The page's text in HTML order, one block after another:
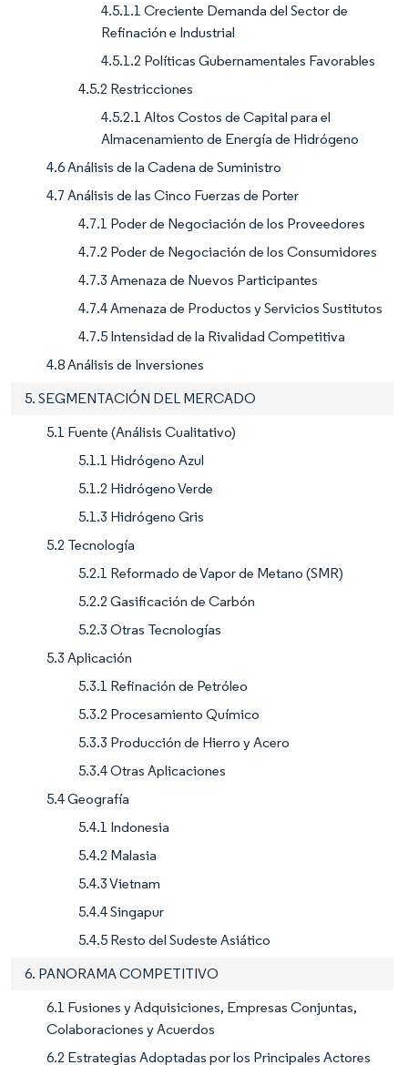
4.5.1.1 Creciente Demanda del Sector de
Refinación e Industrial
4.5.1.2 Políticas Gubernamentales Favorables
4.5.2 Restricciones
4.5.2.1 Altos Costos de Capital para el
Almacenamiento de Energía de Hidrógeno
4.6 Análisis de la Cadena de Suministro
4.7 Análisis de las Cinco Fuerzas de Porter
4.7.1 Poder de Negociación de los Proveedores
4.7.2 Poder de Negociación de los Consumidores
4.7.3 Amenaza de Nuevos Participantes
4.7.4 Amenaza de Productos y Servicios Sustitutos
4.7.5 Intensidad de la Rivalidad Competitiva
4.8 Análisis de Inversiones
5. SEGMENTACIÓN DEL MERCADO
5.1 Fuente (Análisis Cualitativo)
5.1.1 Hidrógeno Azul
5.1.2 Hidrógeno Verde
5.1.3 Hidrógeno Gris
5.2 Tecnología
5.2.1 Reformado de Vapor de Metano (SMR)
5.2.2 Gasificación de Carbón
5.2.3 Otras Tecnologías
5.3 Aplicación
5.3.1 Refinación de Petróleo
5.3.2 Procesamiento Químico
5.3.3 Producción de Hierro y Acero
5.3.4 Otras Aplicaciones
5.4 Geografía
5.4.1 Indonesia
5.4.2 Malasia
5.4.3 Vietnam
5.4.4 Singapur
5.4.5 Resto del Sudeste Asiático
6. PANORAMA COMPETITIVO
6.1 Fusiones y Adquisiciones, Empresas Conjuntas,
Colaboraciones y Acuerdos
6.2 Estrategias Adoptadas por los Principales Actores